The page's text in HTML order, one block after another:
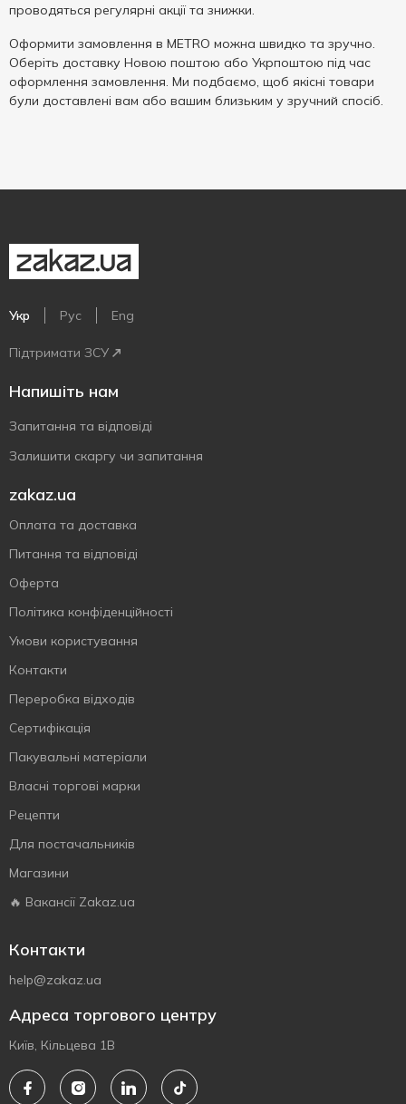
проводяться регулярні акції та знижки.
Оформити замовлення в METRO можна швидко та зручно.
Оберіть доставку Новою поштою або Укрпоштою під час
оформлення замовлення. Ми подбаємо, щоб якісні товари
були доставлені вам або вашим близьким у зручний спосіб.
Укр Рус Eng
Підтримати ЗСУ
Напишіть нам
Запитання та відповіді
Залишити скаргу чи запитання
zakaz.ua
Оплата та доставка
Питання та відповіді
Оферта
Політика конфіденційності
Умови користування
Контакти
Переробка відходів
Сертифiкацiя
Пакувальні матеріали
Власнi торговi марки
Рецепти
Для постачальників
Магазини
🔥 Вакансії Zakaz.ua
Контакти
help@zakaz.ua
Адреса торгового центру
Київ, Кільцева 1В